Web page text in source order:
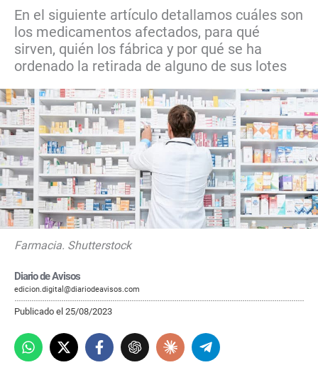
En el siguiente artículo detallamos cuáles son
los medicamentos afectados, para qué
sirven, quién los fábrica y por qué se ha
ordenado la retirada de alguno de sus lotes
Farmacia. Shutterstock
Diario de Avisos
edicion.digital@diariodeavisos.com
Publicado el 25/08/2023